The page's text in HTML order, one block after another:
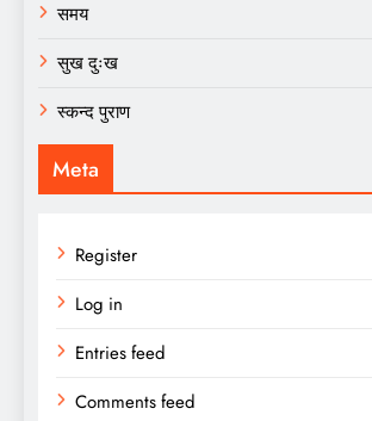
समय
सुख दुःख
स्कन्द पुराण
Meta
Register
Log in
Entries feed
Comments feed